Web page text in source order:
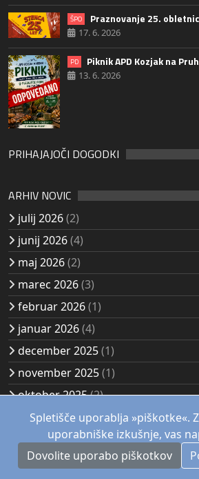
ŠPO Praznovanje 25.
17. 6. 2026
PD Piknik APD Kozjak na
13. 6. 2026
PRIHAJAJOČI DOGODKI
ARHIV NOVIC
julij 2026(2)
junij 2026(4)
maj 2026(2)
marec 2026(3)
februar 2026(1)
januar 2026(4)
december 2025(1)
november 2025(1)
oktober 2025(2)
avgust 2025(2)
© 1957 - 2026, Akademsko
Spletišče uporablja »piškotke«.
uporabniške izkušnje, vas
Dovolite uporabo piškotkov